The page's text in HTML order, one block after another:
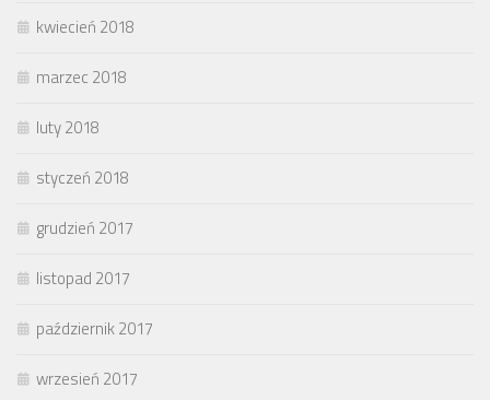
kwiecień 2018
marzec 2018
luty 2018
styczeń 2018
grudzień 2017
listopad 2017
październik 2017
wrzesień 2017